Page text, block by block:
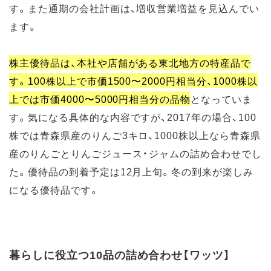
す。また通期の会社計画は、増収営業増益を見込んでい
ます。
株主優待品は、本社や店舗がある東北地方の特産品で
す。100株以上で市価1500〜2000円相当分、1000株以
上では市価4000〜5000円相当分の品物となっていま
す。気になる具体的な内容ですが、2017年の場合、100
株では青森県産のりんご3キロ、1000株以上なら青森県
産のりんごとりんごジュース・ジャムの詰め合わせでし
た。優待品の到着予定は12月上旬。冬の到来が楽しみ
になる優待品です。
暮らしに役立つ10品の詰め合わせ【ワッツ】